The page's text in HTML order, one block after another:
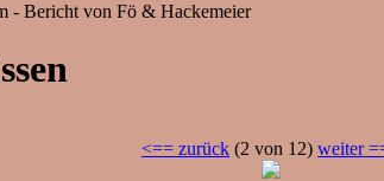
- Bericht von Fö & Hackemeier
<== zurück (2 von 12) weiter